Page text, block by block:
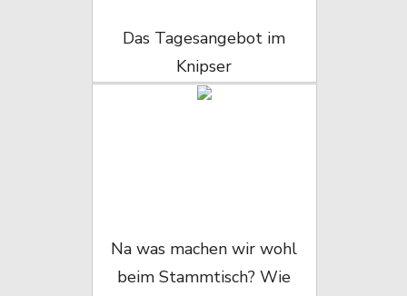
Das Tagesangebot im
Knipser
Na was machen wir wohl
beim Stammtisch? Wie